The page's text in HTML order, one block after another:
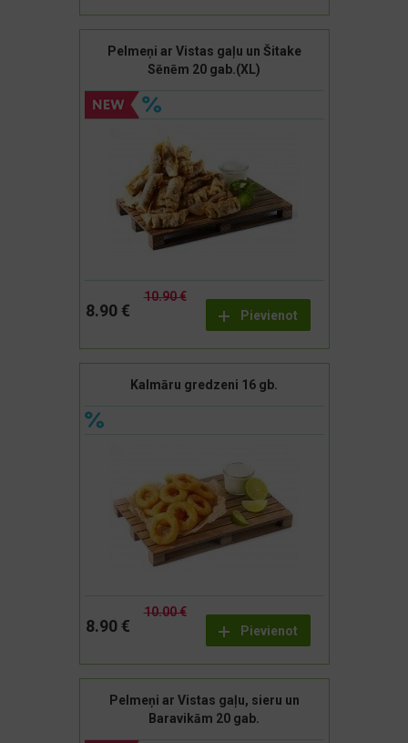
Pelmeņi ar Vistas gaļu un Šitake
Sēnēm 20 gab.(XL)
Pievienot
10.90 €
8.90 €
Kalmāru gredzeni 16 gb.
Pievienot
10.00 €
8.90 €
Pelmeņi ar Vistas gaļu, sieru un
Baravikām 20 gab.